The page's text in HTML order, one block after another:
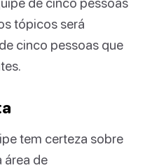
tópicos será
cinco pessoas que
tem certeza sobre
área de